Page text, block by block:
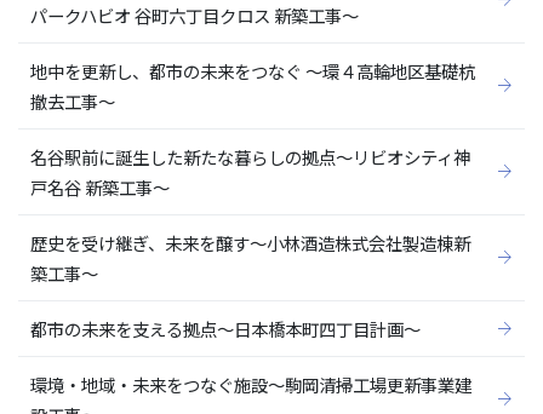
パークハビオ 谷町六丁目クロス 新築工事～
地中を更新し、都市の未来をつなぐ ～環４高輪地区基礎杭
撤去工事～
名谷駅前に誕生した新たな暮らしの拠点～リビオシティ神
戸名谷 新築工事～
歴史を受け継ぎ、未来を醸す～小林酒造株式会社製造棟新
築工事～
都市の未来を支える拠点～日本橋本町四丁目計画～
環境・地域・未来をつなぐ施設～駒岡清掃工場更新事業建